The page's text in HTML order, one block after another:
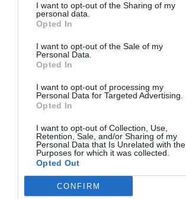
I want to opt-out of the Sharing of my
personal data.
Opted In
I want to opt-out of the Sale of my
Personal Data.
Opted In
I want to opt-out of processing my
Personal Data for Targeted Advertising.
Opted In
I want to opt-out of Collection, Use,
Retention, Sale, and/or Sharing of my
Personal Data that Is Unrelated with the
Purposes for which it was collected.
Opted Out
CONFIRM